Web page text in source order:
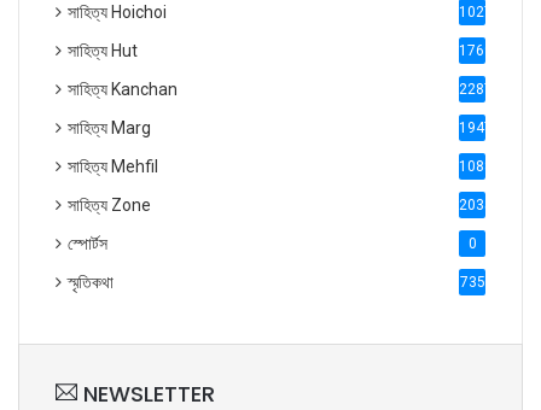
সাহিত্য Hoichoi 1027
সাহিত্য Hut 1769
সাহিত্য Kanchan 2287
সাহিত্য Marg 1947
সাহিত্য Mehfil 1088
সাহিত্য Zone 2035
স্পোর্টস 0
স্মৃতিকথা 735
NEWSLETTER